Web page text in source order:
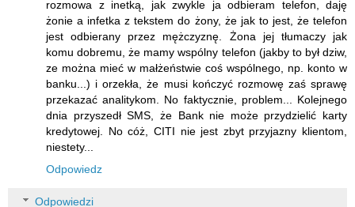
rozmowa z inetką, jak zwykle ja odbieram telefon, daję
żonie a infetka z tekstem do żony, że jak to jest, że telefon
jest odbierany przez mężczyznę. Żona jej tłumaczy jak
komu dobremu, że mamy wspólny telefon (jakby to był dziw,
ze można mieć w małżeństwie coś wspólnego, np. konto w
banku...) i orzekła, że musi kończyć rozmowę zaś sprawę
przekazać analitykom. No faktycznie, problem... Kolejnego
dnia przyszedł SMS, że Bank nie może przydzielić karty
kredytowej. No cóż, CITI nie jest zbyt przyjazny klientom,
niestety...
Odpowiedz
Odpowiedzi